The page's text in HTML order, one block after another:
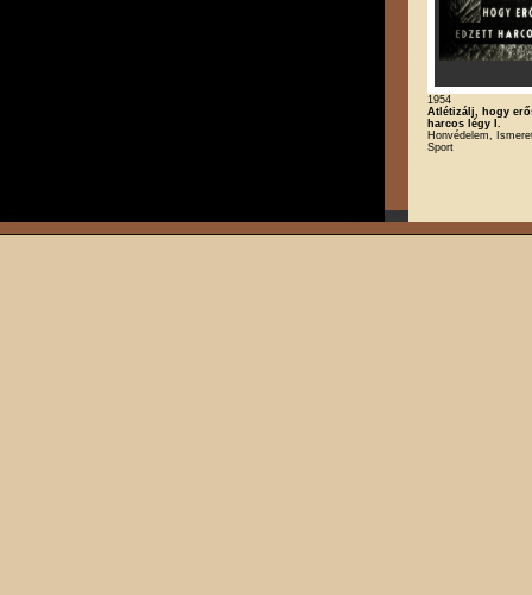
1954
Atlétizálj, hogy
harcos légy I.
Honvédelem,
Sport